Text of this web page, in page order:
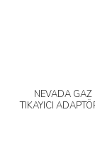
NEVADA GAZ
TIKAYICI